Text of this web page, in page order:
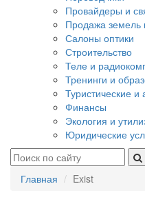
Провайдеры и
Продажа земель
Салоны оптики
Строительство
Теле и
Тренинги и
Туристические
Финансы
Экология и
Юридические
Главная Exist